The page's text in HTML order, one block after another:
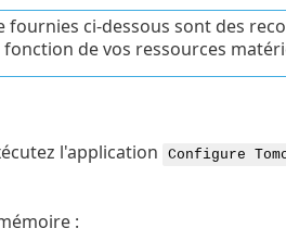
fournies ci-dessous sont des
de vos ressources
l'application Configure
: